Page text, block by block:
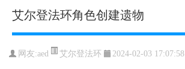
艾尔登法环角色创建遗物
网友:aed 艾尔登法环 2024-02-03 17:07:58